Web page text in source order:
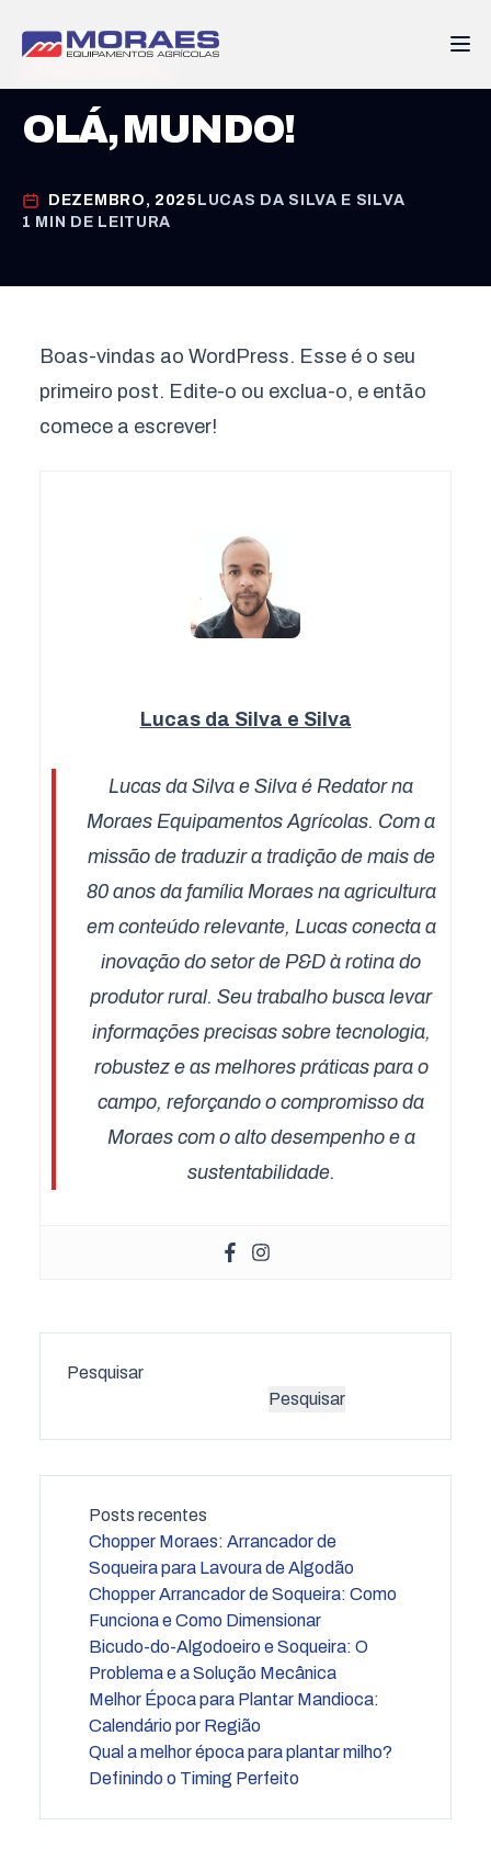
OLÁ, MUNDO!
DEZEMBRO, 2025 LUCAS DA SILVA E SILVA
1 MIN DE LEITURA
Boas-vindas ao WordPress. Esse é o seu
primeiro post. Edite-o ou exclua-o, e então
comece a escrever!
Lucas da Silva e Silva
Lucas da Silva e Silva é Redator na
Moraes Equipamentos Agrícolas. Com a
missão de traduzir a tradição de mais de
80 anos da família Moraes na agricultura
em conteúdo relevante, Lucas conecta a
inovação do setor de P&D à rotina do
produtor rural. Seu trabalho busca levar
informações precisas sobre tecnologia,
robustez e as melhores práticas para o
campo, reforçando o compromisso da
Moraes com o alto desempenho e a
sustentabilidade.
Pesquisar
Pesquisar
Posts recentes
Chopper Moraes: Arrancador de
Soqueira para Lavoura de Algodão
Chopper Arrancador de Soqueira: Como
Funciona e Como Dimensionar
Bicudo-do-Algodoeiro e Soqueira: O
Problema e a Solução Mecânica
Melhor Época para Plantar Mandioca:
Calendário por Região
Qual a melhor época para plantar milho?
Definindo o Timing Perfeito